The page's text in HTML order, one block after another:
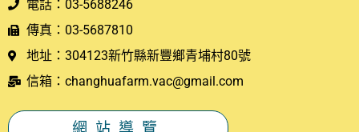
電話：03-5688246
傳真：03-5687810
地址：304123新竹縣新豐鄉青埔村80號
信箱：changhuafarm.vac@gmail.com
網站導覽